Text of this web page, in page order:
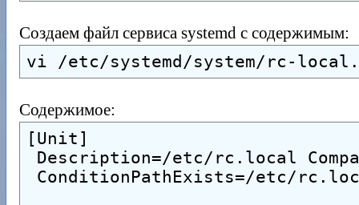
Создаем файл сервиса systemd с содержимым:
vi /etc/systemd/system/rc-
Содержимое:
[Unit]
Description=/etc/rc.local
ConditionPathExists=/etc/